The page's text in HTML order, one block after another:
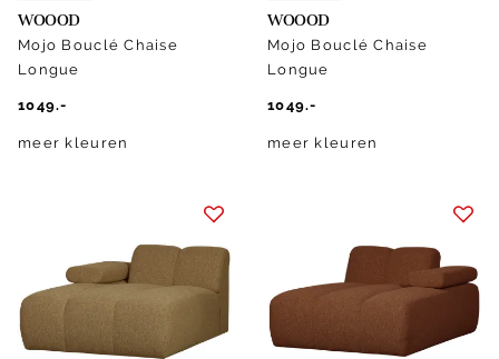
WOOOD
Mojo Bouclé Chaise
Longue
1049.-
meer kleuren
WOOOD
Mojo Bouclé Chaise
Longue
1049.-
meer kleuren